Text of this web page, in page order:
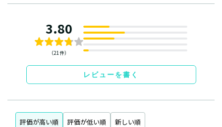
3.80
（21件）
レビューを書く
評価が高い順 評価が低い順 新しい順